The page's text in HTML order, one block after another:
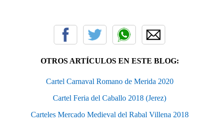
OTROS ARTÍCULOS EN ESTE BLOG:
Cartel Carnaval Romano de Merida 2020
Cartel Feria del Caballo 2018 (Jerez)
Carteles Mercado Medieval del Rabal Villena 2018